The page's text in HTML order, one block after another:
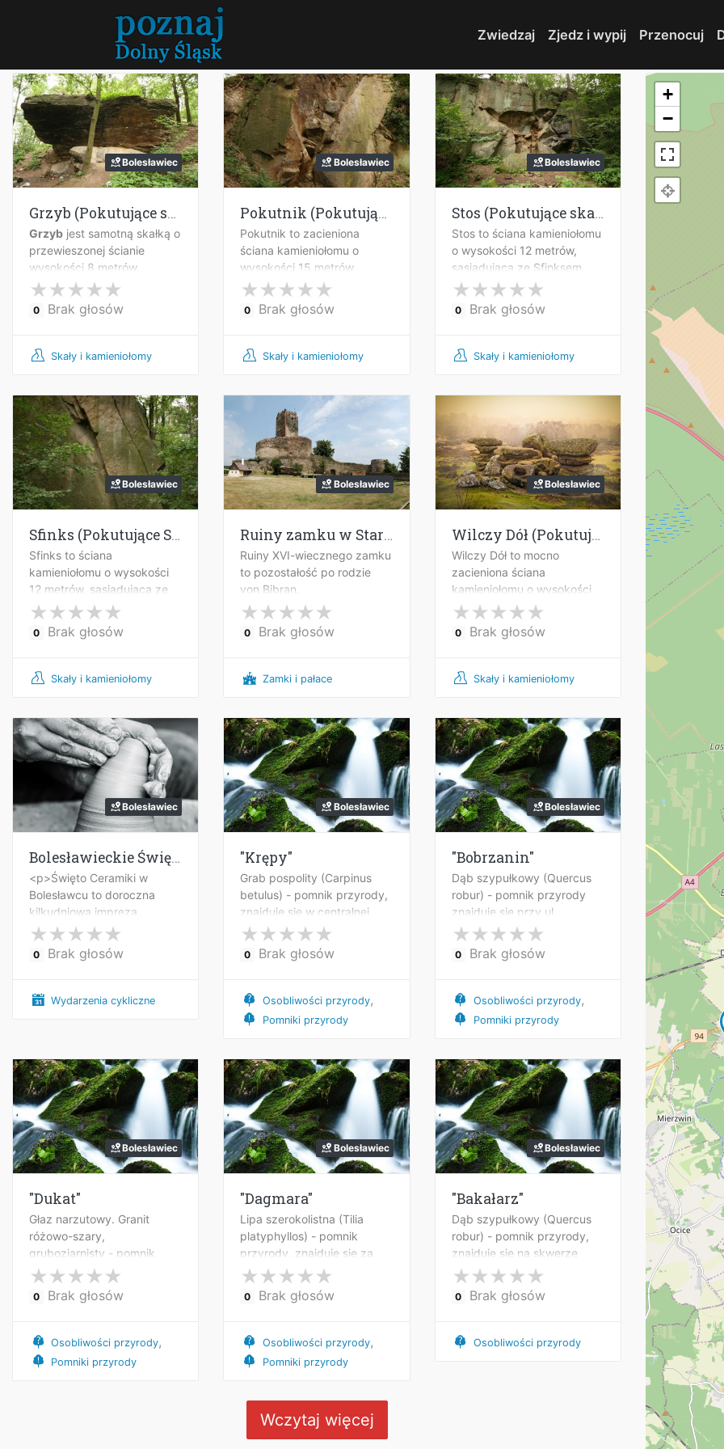
Przejdź
do
treści
Zwiedzaj Zjedz i wypij Przenocuj
Bolesławiec
Grzyb (Pokutujące skały)
Grzyb jest samotną skałką o
przewieszonej ścianie
wysokości 8 metrów.
0 Brak głosów
Skały i kamieniołomy
Bolesławiec
Pokutnik (Pokutujące skały)
Pokutnik to zacieniona
ściana kamieniołomu o
wysokości 15 metrów,
znajdująca się niedaleko
Wilczego Dołu.
0 Brak głosów
Skały i kamieniołomy
Bolesławiec
Stos (Pokutujące skały)
Stos to ściana kamieniołomu
o wysokości 12 metrów,
sąsiadująca ze Sfinksem.
0 Brak głosów
Skały i kamieniołomy
Bolesławiec
Sfinks (Pokutujące Skały)
Sfinks to ściana
kamieniołomu o wysokości
12 metrów, sąsiadująca ze
skałą Stos.
0 Brak głosów
Skały i kamieniołomy
Bolesławiec
Ruiny zamku w Starej Olesznej
Ruiny XVI-wiecznego zamku
to pozostałość po rodzie
von Bibran.
0 Brak głosów
Zamki i pałace
Bolesławiec
Wilczy Dół (Pokutujące skały)
Wilczy Dół to mocno
zacieniona ściana
kamieniołomu o wysokości
10 metrów, znajdująca się
niedaleko Pokutnika, w
niewielkim ale głębokim
0 Brak głosów
Skały i kamieniołomy
Bolesławiec
Bolesławieckie Święto Ceramiki
<p>Święto Ceramiki w
Bolesławcu to doroczna
kilkudniowa impreza
odbywająca się w drugiej
połowie sierpnia.
0 Brak głosów
Wydarzenia cykliczne
Bolesławiec
"Krępy"
Grab pospolity (Carpinus
betulus) - pomnik przyrody,
znajduje się w centralnej
części parku przy ul.
Zgorzeleckiej w Bolesławcu.
0 Brak głosów
Osobliwości przyrody,
Pomniki przyrody
Bolesławiec
"Bobrzanin"
Dąb szypułkowy (Quercus
robur) - pomnik przyrody
znajduje się przy ul.
Zabobrze 112 w Bolesławcu.
0 Brak głosów
Osobliwości przyrody,
Pomniki przyrody
Bolesławiec
"Dukat"
Głaz narzutowy. Granit
różowo-szary,
gruboziarnisty - pomnik
przyrody. Znajduje się przed
pawilonem handlowym przy
ul. Kopernika 16 w
0 Brak głosów
Osobliwości przyrody,
Pomniki przyrody
Bolesławiec
"Dagmara"
Lipa szerokolistna (Tilia
platyphyllos) - pomnik
przyrody, znajduje się za
zabudowaniami dawnego
folwarku ul. Kosiby 37 w
Bolesławcu.
0 Brak głosów
Osobliwości przyrody,
Pomniki przyrody
Bolesławiec
"Bakałarz"
Dąb szypułkowy (Quercus
robur) - pomnik przyrody,
znajduje się na skwerze
przed Salą Gimnastyczną
przy ul. H. W.
Tyrankiewiczów 11 w
0 Brak głosów
Osobliwości przyrody
Wczytaj więcej
+
−